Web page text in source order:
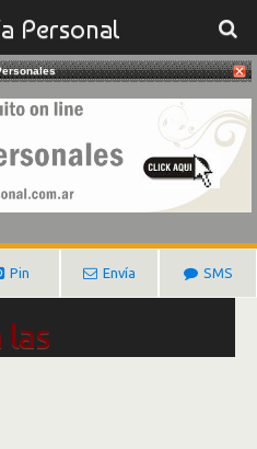
Personal
2018
Matemáticas
Padilla
Pin Envía SMS
las